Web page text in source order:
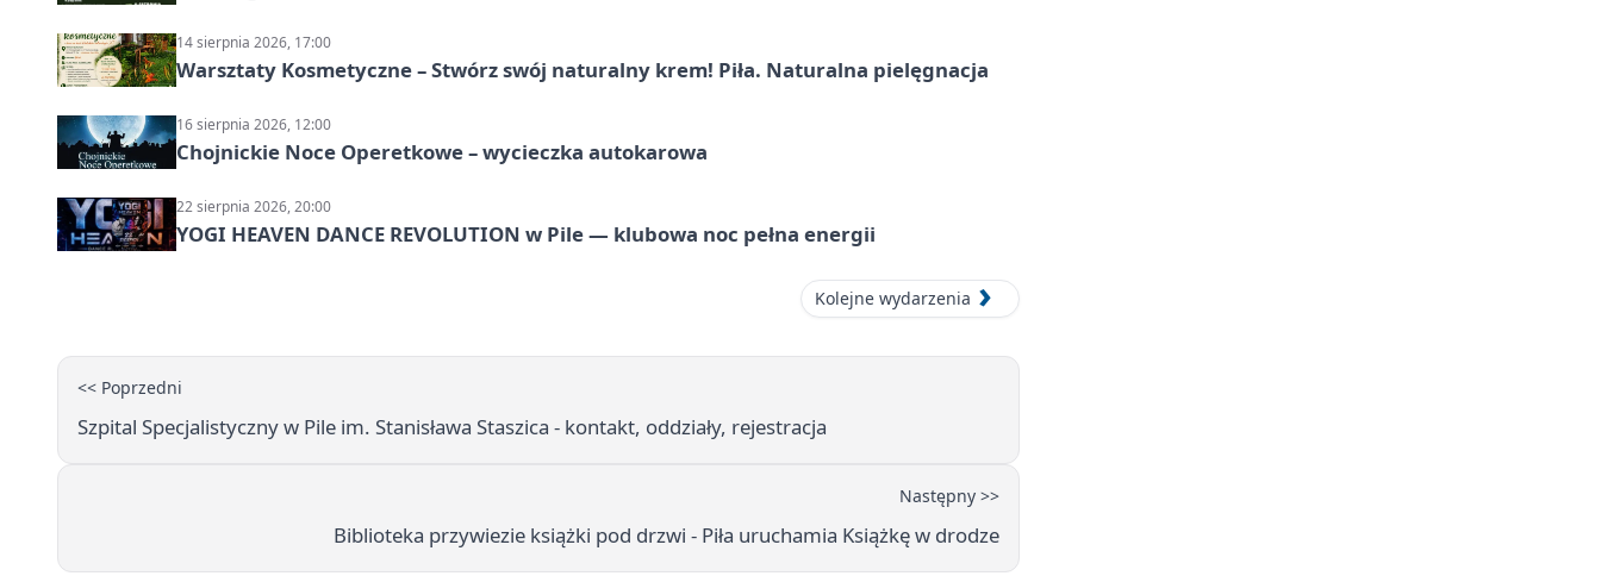
14 sierpnia 2026, 17:00
Warsztaty Kosmetyczne – Stwórz swój naturalny krem! Piła. Naturalna pielęgnacja
16 sierpnia 2026, 12:00
Chojnickie Noce Operetkowe – wycieczka autokarowa
22 sierpnia 2026, 20:00
YOGI HEAVEN DANCE REVOLUTION w Pile — klubowa noc pełna energii
Kolejne wydarzenia
<< Poprzedni
Szpital Specjalistyczny w Pile im. Stanisława Staszica - kontakt, oddziały, rejestracja
Następny >>
Biblioteka przywiezie książki pod drzwi - Piła uruchamia Książkę w drodze